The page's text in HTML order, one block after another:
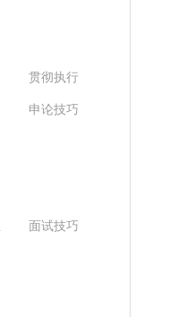
贯彻执行
申论技巧
面试技巧